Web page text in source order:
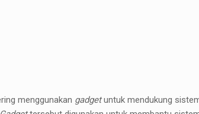
menggunakan gadgetuntuk mendukung